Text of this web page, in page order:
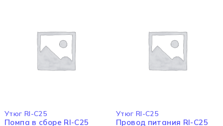
Утюг RI-C25
Помпа в сборе RI-C25
Утюг RI-C25
Провод питания RI-C25